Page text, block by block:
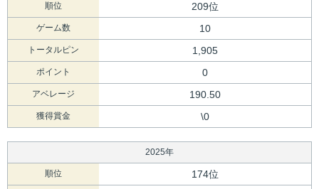
順位 209位
ゲーム数 10
トータルピン 1,905
ポイント 0
アベレージ 190.50
獲得賞金 \0
2025年
順位 174位